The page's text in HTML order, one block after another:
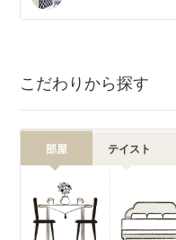
こだわりから探す
部屋 テイスト